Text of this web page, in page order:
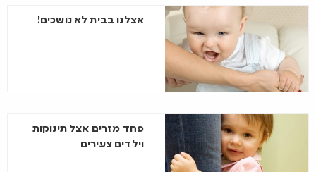
אצלנו בבית לא נושכים!
פחד מזרים אצל תינוקות
וילדים צעירים